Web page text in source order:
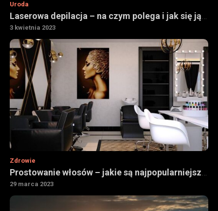
Uroda
3 kwietnia 2023
Zdrowie
29 marca 2023